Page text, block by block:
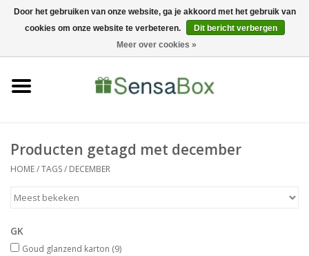
06-22022900 0 Artikelen - €0,00
Bewerkingen
Producten getagd met december
HOME/TAGS/ DECEMBER
GK
Goud glanzend karton (9)
Door het gebruiken van onze website, ga je akkoord met het gebruik van
cookies om onze website te verbeteren.
Dit bericht verbergen
Meer over cookies »